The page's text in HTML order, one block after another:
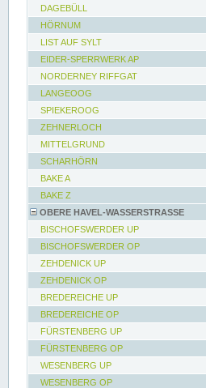
DAGEBÜLL
HÖRNUM
LIST AUF SYLT
EIDER-SPERRWERK AP
NORDERNEY RIFFGAT
LANGEOOG
SPIEKEROOG
ZEHNERLOCH
MITTELGRUND
SCHARHÖRN
BAKE A
BAKE Z
OBERE HAVEL-WASSERSTRASSE
BISCHOFSWERDER UP
BISCHOFSWERDER OP
ZEHDENICK UP
ZEHDENICK OP
BREDEREICHE UP
BREDEREICHE OP
FÜRSTENBERG UP
FÜRSTENBERG OP
WESENBERG UP
WESENBERG OP